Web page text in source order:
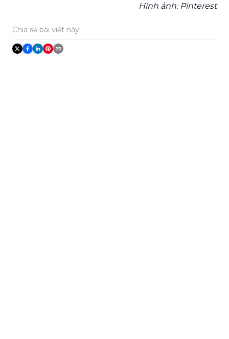
Hình ảnh: Pinterest
Chia sẻ bài viết này!